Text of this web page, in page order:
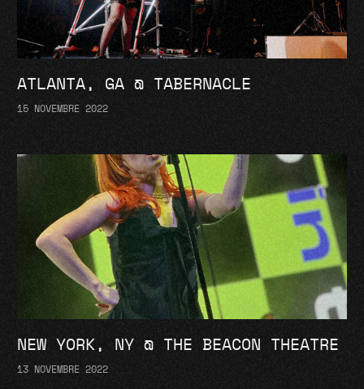
ATLANTA, GA @ TABERNACLE
15 NOVEMBRE 2022
NEW YORK, NY @ THE BEACON THEATRE
13 NOVEMBRE 2022